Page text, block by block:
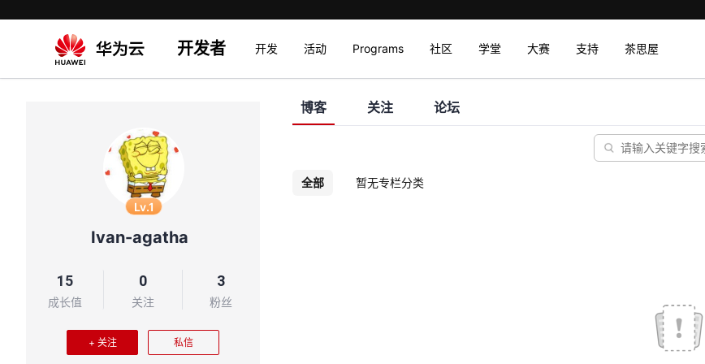
开发者 开发 活动 Programs 社区 学堂 大赛 支持 茶思屋
Lv.1
Ivan-agatha
15
成长值
0
关注
3
粉丝
+ 关注 私信
博客 关注 论坛
全部 暂无专栏分类